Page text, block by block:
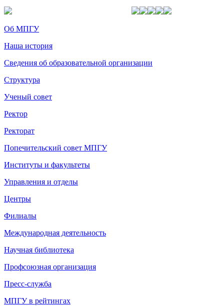
Об МПГУ
Наша история
Сведения об образовательной организации
Структура
Ученый совет
Ректор
Ректорат
Попечительский совет МПГУ
Институты и факультеты
Управления и отделы
Центры
Филиалы
Международная деятельность
Научная библиотека
Профсоюзная организация
Пресс-служба
МПГУ в рейтингах